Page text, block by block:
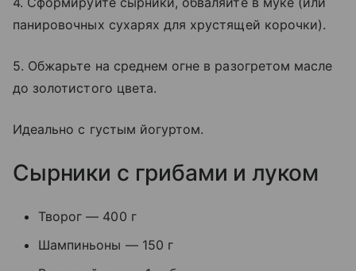
панировочных сухарях для хрустящей корочки).
5. Обжарьте на среднем огне в разогретом масле
до золотистого цвета.
Идеально с густым йогуртом.
Сырники с грибами и луком
Творог — 400 г
Шампиньоны — 150 г